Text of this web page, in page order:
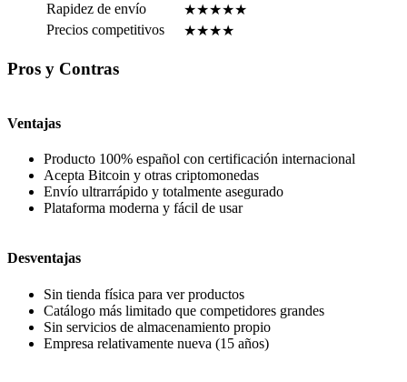
Rapidez de envío
★★★★★
Precios competitivos
★★★★
Pros y Contras
Ventajas
Producto 100% español con certificación internacional
Acepta Bitcoin y otras criptomonedas
Envío ultrarrápido y totalmente asegurado
Plataforma moderna y fácil de usar
Desventajas
Sin tienda física para ver productos
Catálogo más limitado que competidores grandes
Sin servicios de almacenamiento propio
Empresa relativamente nueva (15 años)